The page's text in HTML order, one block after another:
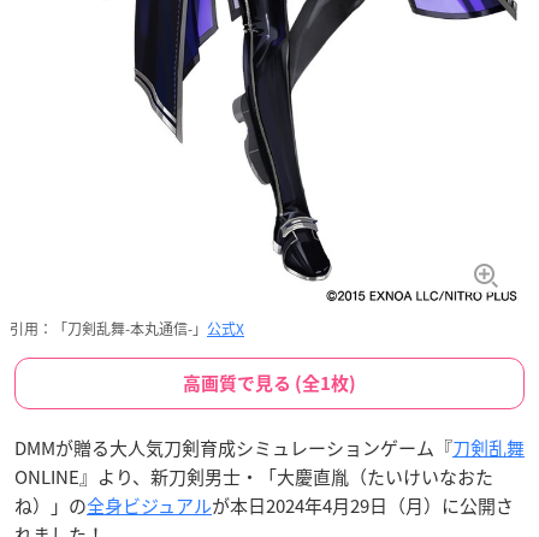
引用：「刀剣乱舞-本丸通信-」 公式X
高画質で見る (全1枚)
DMMが贈る大人気刀剣育成シミュレーションゲーム『刀剣乱舞
ONLINE』より、新刀剣男士・「大慶直胤（たいけいなおた
ね）」の全身ビジュアルが本日2024年4月29日（月）に公開さ